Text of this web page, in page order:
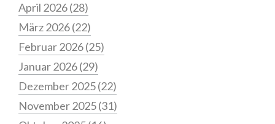
April 2026(28)
März 2026(22)
Februar 2026(25)
Januar 2026(29)
Dezember 2025(22)
November 2025(31)